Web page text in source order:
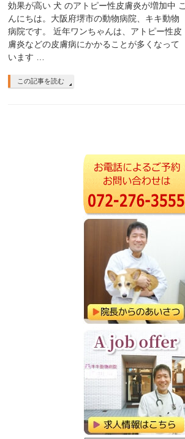
効果が高い 犬 のアトピー性皮膚炎が増加中 こ
んにちは。大阪府堺市の動物病院、キキ動物
病院です。 近年ワンちゃんは、アトピー性皮
膚炎などの皮膚病にかかることが多くなって
います …
この記事を読む